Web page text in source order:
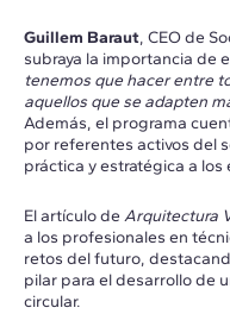
Guillem Baraut, CEO de
subraya la importancia de
tenemos que hacer entre
aquellos que se adapten
Además, el programa
por referentes activos del
práctica y estratégica a
El artículo de Arquitectura
a los profesionales en
retos del futuro,
pilar para el desarrollo de
circular.